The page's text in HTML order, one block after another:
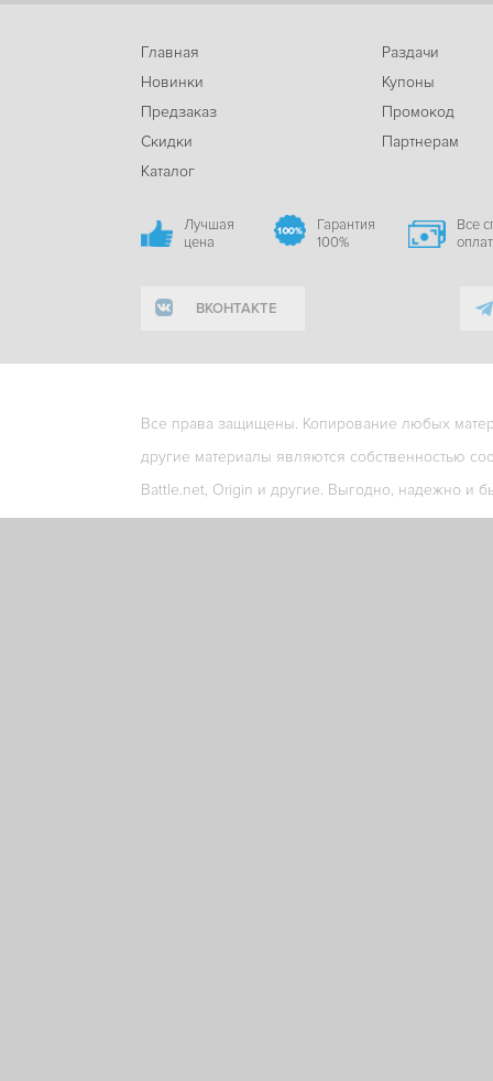
Главная
Новинки
Предзаказ
Скидки
Каталог
Раздачи
Купоны
Промокод
Партнерам
Лучшая
цена
Гарантия
100%
Все
ВКОНТАКТЕ
Все права защищены. Копирование любых
другие материалы являются собственностью
Battle.net, Origin и другие. Выгодно, надежно и